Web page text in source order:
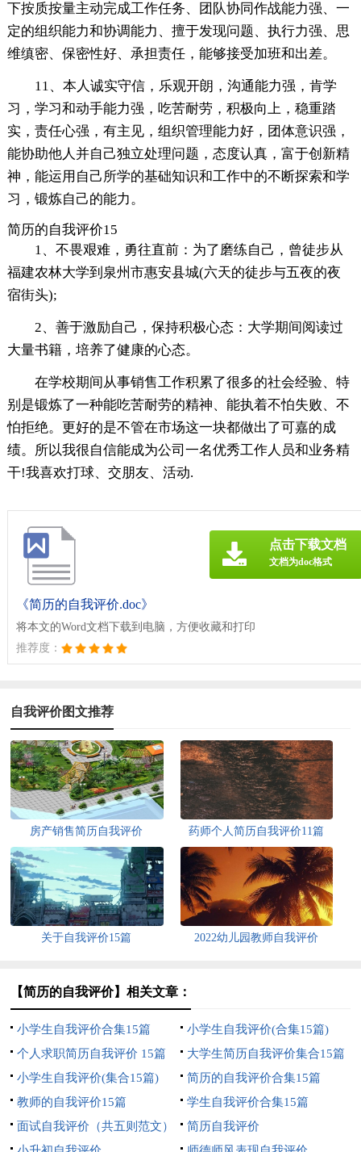
下按质按量主动完成工作任务、团队协同作战能力强、一
定的组织能力和协调能力、擅于发现问题、执行力强、思
维缜密、保密性好、承担责任，能够接受加班和出差。
11、本人诚实守信，乐观开朗，沟通能力强，肯学
习，学习和动手能力强，吃苦耐劳，积极向上，稳重踏
实，责任心强，有主见，组织管理能力好，团体意识强，
能协助他人并自己独立处理问题，态度认真，富于创新精
神，能运用自己所学的基础知识和工作中的不断探索和学
习，锻炼自己的能力。
简历的自我评价15
1、不畏艰难，勇往直前：为了磨练自己，曾徒步从
福建农林大学到泉州市惠安县城(六天的徒步与五夜的夜
宿街头);
2、善于激励自己，保持积极心态：大学期间阅读过
大量书籍，培养了健康的心态。
在学校期间从事销售工作积累了很多的社会经验、特
别是锻炼了一种能吃苦耐劳的精神、能执着不怕失败、不
怕拒绝。更好的是不管在市场这一块都做出了可嘉的成
绩。所以我很自信能成为公司一名优秀工作人员和业务精
干!我喜欢打球、交朋友、活动.
《简历的自我评价.doc》
将本文的Word文档下载到电脑，方便收藏和打印
推荐度：
点击下载文档
文档为doc格式
自我评价图文推荐
房产销售简历自我评价 药师个人简历自我评价11篇
关于自我评价15篇 2022幼儿园教师自我评价
【简历的自我评价】相关文章：
小学生自我评价合集15篇
小学生自我评价(合集15篇)
个人求职简历自我评价 15篇
大学生简历自我评价集合15篇
小学生自我评价(集合15篇)
简历的自我评价合集15篇
教师的自我评价15篇
学生自我评价合集15篇
面试自我评价（共五则范文）
简历自我评价